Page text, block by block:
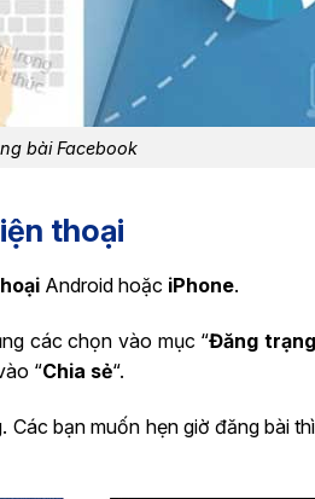
bài Facebook
thoại
Android hoặc iPhone.
các chọn vào mục “Đăng
“Chia sẻ“.
Các bạn muốn hẹn giờ đăng bài